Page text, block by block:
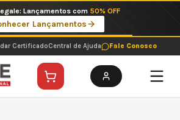
Lançamentos com 50% OFF
Lançamentos
CertificadoCentral de Ajuda Fale Conosco